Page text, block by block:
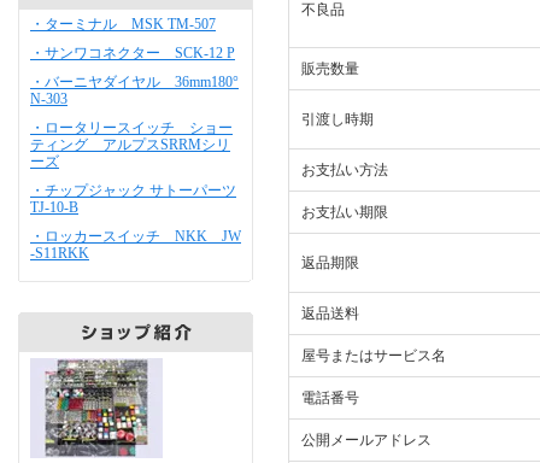
・ターミナル MSK TM-507
・サンワコネクター SCK-12 P
・バーニヤダイヤル 36mm180°
N-303
・ロータリースイッチ ショー
ティング アルプスSRRMシリ
ーズ
・チップジャック サトーパーツ
TJ-10-B
・ロッカースイッチ NKK JW
-S11RKK
不良品
販売数量
引渡し時期
お支払い方法
お支払い期限
返品期限
返品送料
屋号またはサービス名
電話番号
公開メールアドレス